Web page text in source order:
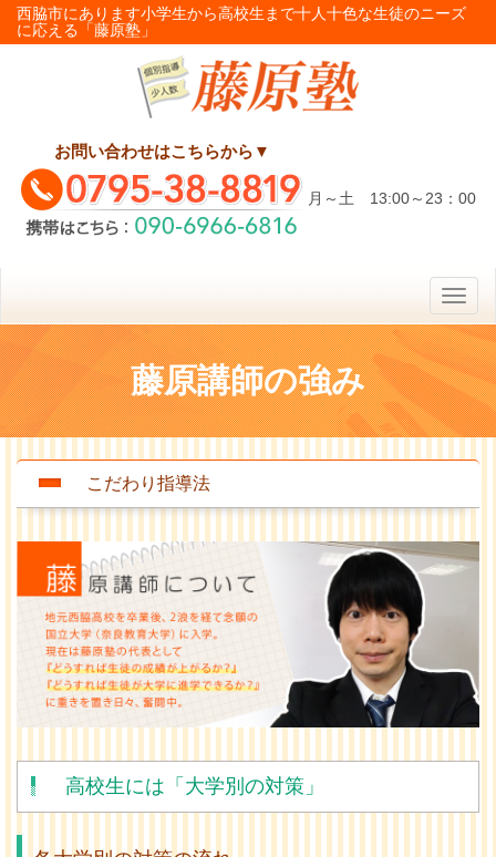
西脇市にあります小学生から高校生まで十人十色な生徒のニーズ
に応える「藤原塾」
お問い合わせはこちらから ▼
月～土 13:00～23：00
藤原講師の強み
こだわり指導法
高校生には「大学別の対策」